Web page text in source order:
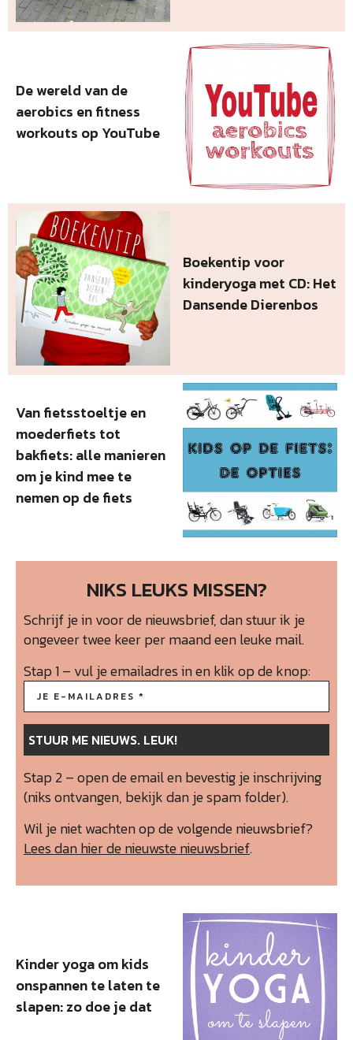
De wereld van de
aerobics en fitness
workouts op YouTube
Boekentip voor
kinderyoga met CD: Het
Dansende Dierenbos
Van fietsstoeltje en
moederfiets tot
bakfiets: alle manieren
om je kind mee te
nemen op de fiets
NIKS LEUKS MISSEN?
Schrijf je in voor de nieuwsbrief, dan stuur ik je
ongeveer twee keer per maand een leuke mail.
Stap 1 – vul je emailadres in en klik op de knop:
Stap 2 – open de email en bevestig je inschrijving
(niks ontvangen, bekijk dan je spam folder).
Wil je niet wachten op de volgende nieuwsbrief?
Lees dan hier de nieuwste nieuwsbrief.
Kinder yoga om kids
onspannen te laten te
slapen: zo doe je dat